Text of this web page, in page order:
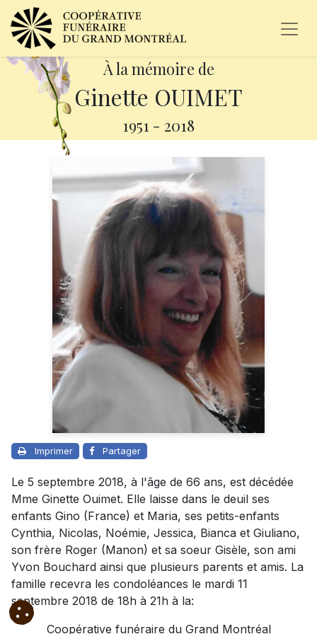
À la mémoire de
Ginette OUIMET
1951 - 2018
Imprimer Partager
Le 5 septembre 2018, à l'âge de 66 ans, est décédée
Mme Ginette Ouimet. Elle laisse dans le deuil ses
enfants Gino (France) et Maria, ses petits-enfants
Cynthia, Nicolas, Noémie, Jessica, Bianca et Giuliano,
son frère Roger (Manon) et sa soeur Gisèle, son ami
Yvon Bouchard ainsi que plusieurs parents et amis. La
famille recevra les condoléances le mardi 11
septembre 2018 de 18h à 21h à la:
Coopérative funéraire du Grand Montréal